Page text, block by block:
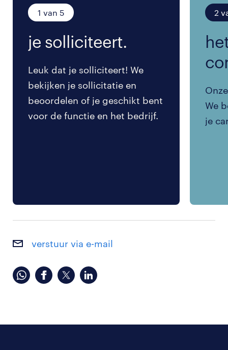
1 van 5
je solliciteert.
Leuk dat je solliciteert! We
bekijken je sollicitatie en
beoordelen of je geschikt bent
voor de functie en het bedrijf.
2
We
je
verstuur via e-mail